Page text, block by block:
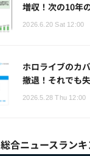
増収！次の10年
2026.6.20 Sat 12:00
ホロライブのカ
撤退！それでも
2026.5.28 Thu 12:00
総合ニュースラン